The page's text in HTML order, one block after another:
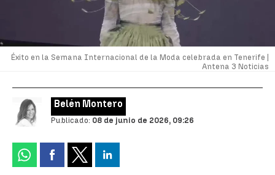
Éxito en la Semana Internacional de la Moda celebrada en Tenerife |
Antena 3 Noticias
Belén Montero
Publicado: 08 de junio de 2026, 09:26